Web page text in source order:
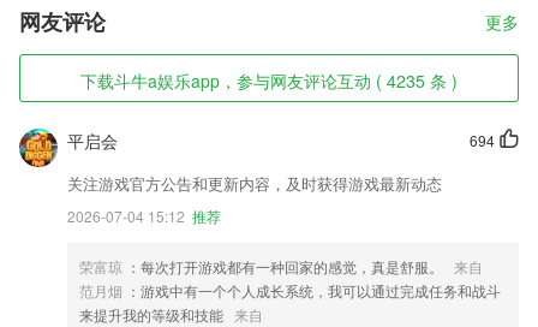
网友评论 更多
下载斗牛a娱乐app，参与网友评论互动 ( 4235 条 )
694
平启会
关注游戏官方公告和更新内容，及时获得游戏最新动态
2026-07-04 15:12 推荐
荣富琼 ：每次打开游戏都有一种回家的感觉，真是舒服。
来自
范月烟 ：游戏中有一个个人成长系统，我可以通过完成任务和战斗
来提升我的等级和技能 来自